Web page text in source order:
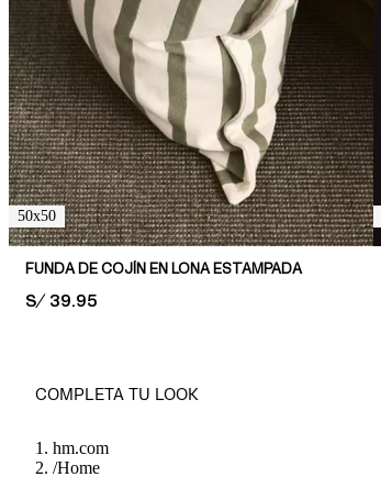
50x50
FUNDA DE COJÍN EN LONA ESTAMPADA
PRICE:
S/ 39.95
COMPLETA TU LOOK
hm.com
/Home